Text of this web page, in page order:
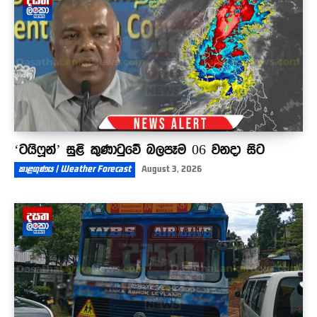
10:40
‘ටයිෆූන්’ සුළි කුණාටුවේ බලපෑම 06 වනදා සිට
කාළගුණය | Weather Forecast August 3, 2026